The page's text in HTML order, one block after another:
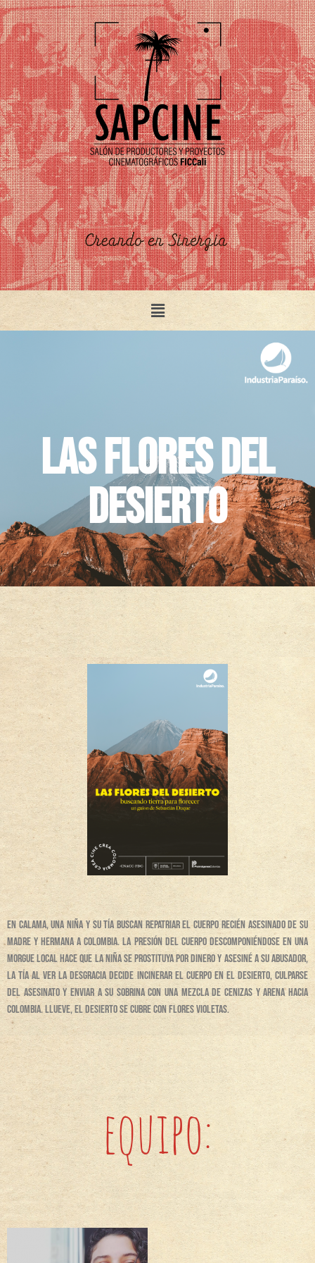
Las Flores del
Desierto
En Calama, una niña y su tía buscan repatriar el cuerpo recién asesinado de su
madre y hermana a Colombia. La presión del cuerpo descomponiéndose en una
morgue local hace que la niña se prostituya por dinero y asesiné a su abusador,
la tía al ver la desgracia decide incinerar el cuerpo en el desierto, culparse
del asesinato y enviar a su sobrina con una mezcla de cenizas y arena hacia
Colombia. Llueve, el desierto se cubre con flores violetas.
equipo: